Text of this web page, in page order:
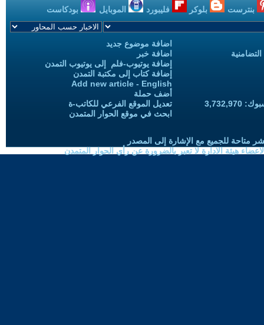
بنترست بلوكر فليبورد الموبايل بودكاست
اضافة موضوع جديد
اضافة خبر
إضافة يوتيوب-فلم إلى يوتيوب التمدن
إضافة كتاب إلى مكتبة التمدن
Add new article - English
أضف حملة
تعديل الموقع الفرعي للكاتب-ة
ابحث في موقع الحوار المتمدن
متاحة للجميع مع الإشارة إلى المصدر
هيئة الادارة لا تعبر بالضرورة عن رأي الحوار المتمدن